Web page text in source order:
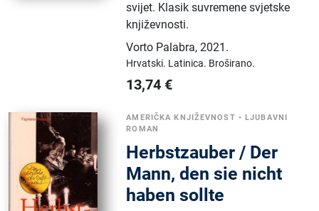
svijet. Klasik suvremene svjetske
književnosti.
Vorto Palabra,2021.
Hrvatski. Latinica. Broširano.
13,74 €
AMERIČKA KNJIŽEVNOST •LJUBAVNI
ROMAN
Herbstzauber / Der
Mann, den sie nicht
haben sollte